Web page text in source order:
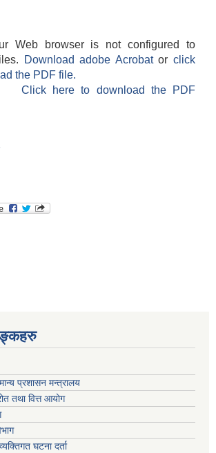
Web browser is not configured to
Download adobe Acrobatorclick
the PDF file.
Click here to download the PDF
प्रशासन मन्त्रालय
तथा वित्त आयोग
घटना दर्ता